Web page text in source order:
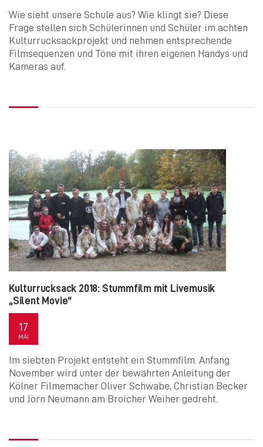
Wie sieht unsere Schule aus? Wie klingt sie? Diese
Frage stellen sich Schülerinnen und Schüler im achten
Kulturrucksackprojekt und nehmen entsprechende
Filmsequenzen und Töne mit ihren eigenen Handys und
Kameras auf.
Kulturrucksack 2018: Stummfilm mit Livemusik
„Silent Movie“
17
MAI
Im siebten Projekt entsteht ein Stummfilm. Anfang
November wird unter der bewährten Anleitung der
Kölner Filmemacher Oliver Schwabe, Christian Becker
und Jörn Neumann am Broicher Weiher gedreht.